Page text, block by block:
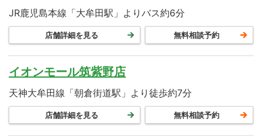
JR鹿児島本線「大牟田駅」よりバス約6分
店舗詳細を見る 無料相談予約
イオンモール筑紫野店
天神大牟田線「朝倉街道駅」より徒歩約7分
店舗詳細を見る 無料相談予約